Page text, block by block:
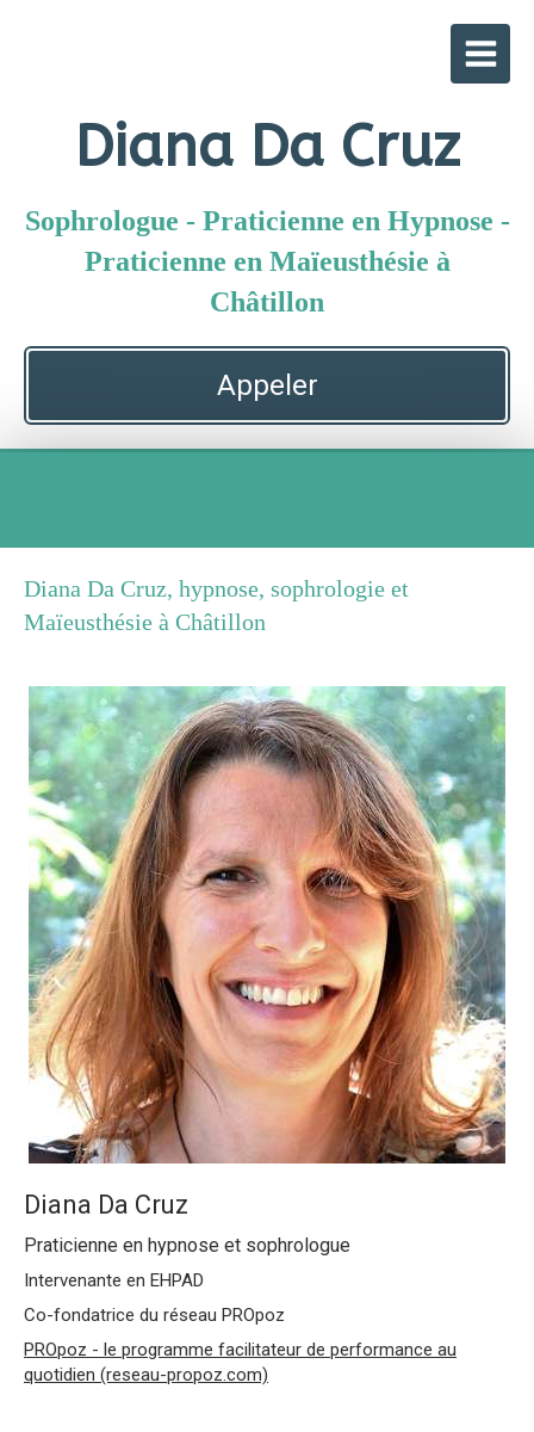
Diana Da Cruz
Sophrologue - Praticienne en Hypnose -
Praticienne en Maïeusthésie à
Châtillon
Appeler
Diana Da Cruz, hypnose, sophrologie et
Maïeusthésie à Châtillon
Diana Da Cruz
Praticienne en hypnose et sophrologue
Intervenante en EHPAD
Co-fondatrice du réseau PROpoz
PROpoz - le programme facilitateur de performance au
quotidien (reseau-propoz.com)